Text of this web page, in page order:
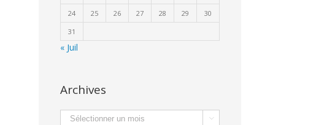
24
25 26 27 28 29
30
31
« Juil
Archives
Archives 